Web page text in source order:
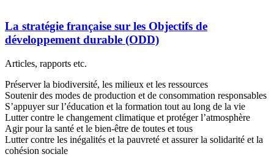
La stratégie française sur les Objectifs de
développement durable (ODD)
Articles, rapports etc.
Préserver la biodiversité, les milieux et les ressources
Soutenir des modes de production et de consommation responsables
S’appuyer sur l’éducation et la formation tout au long de la vie
Lutter contre le changement climatique et protéger l’atmosphère
Agir pour la santé et le bien-être de toutes et tous
Lutter contre les inégalités et la pauvreté et assurer la solidarité et la
cohésion sociale